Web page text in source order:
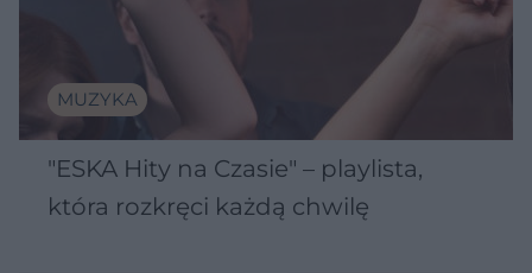
MUZYKA
"ESKA Hity na Czasie" – playlista,
która rozkręci każdą chwilę